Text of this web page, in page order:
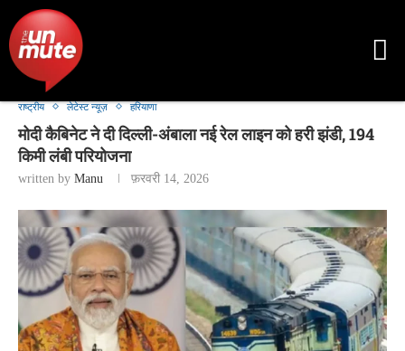
राष्ट्रीय लेटेस्ट न्यूज़ हरियाणा
मोदी कैबिनेट ने दी दिल्ली-अंबाला नई रेल लाइन को हरी झंडी, 194
किमी लंबी परियोजना
written by Manu फ़रवरी 14, 2026